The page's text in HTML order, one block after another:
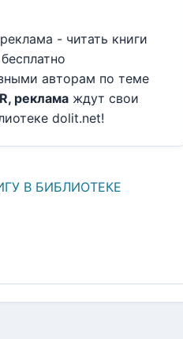
- читать книги
авторам по теме
рекламаждут свои
dolit.net!
В БИБЛИОТЕКЕ